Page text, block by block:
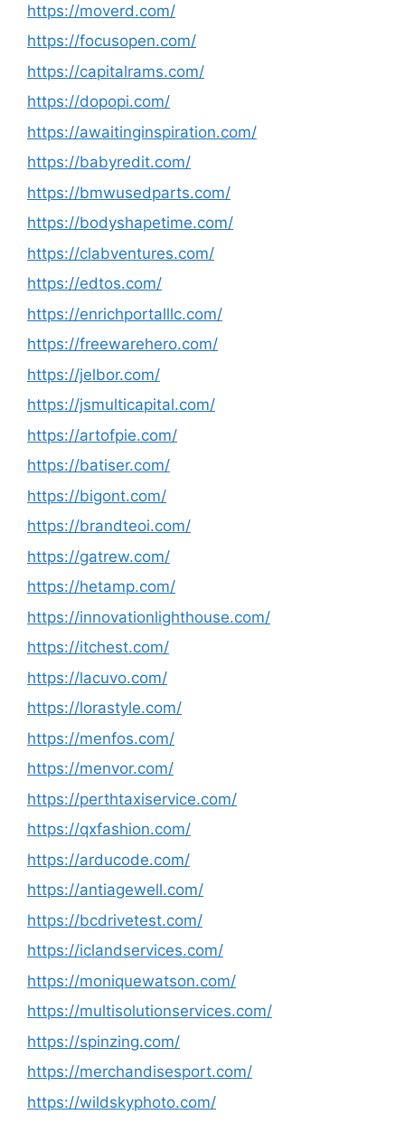
https://moverd.com/
https://focusopen.com/
https://capitalrams.com/
https://dopopi.com/
https://awaitinginspiration.com/
https://babyredit.com/
https://bmwusedparts.com/
https://bodyshapetime.com/
https://clabventures.com/
https://edtos.com/
https://enrichportalllc.com/
https://freewarehero.com/
https://jelbor.com/
https://jsmulticapital.com/
https://artofpie.com/
https://batiser.com/
https://bigont.com/
https://brandteoi.com/
https://gatrew.com/
https://hetamp.com/
https://innovationlighthouse.com/
https://itchest.com/
https://lacuvo.com/
https://lorastyle.com/
https://menfos.com/
https://menvor.com/
https://perthtaxiservice.com/
https://qxfashion.com/
https://arducode.com/
https://antiagewell.com/
https://bcdrivetest.com/
https://iclandservices.com/
https://moniquewatson.com/
https://multisolutionservices.com/
https://spinzing.com/
https://merchandisesport.com/
https://wildskyphoto.com/